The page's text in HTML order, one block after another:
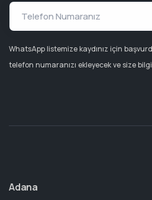
WhatsApp listemize kaydınız için
telefon numaranızı ekleyecek ve size
Adana